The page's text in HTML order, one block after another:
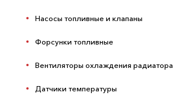
Насосы топливные и клапаны
Форсунки топливные
Вентиляторы охлаждения радиатора
Датчики температуры